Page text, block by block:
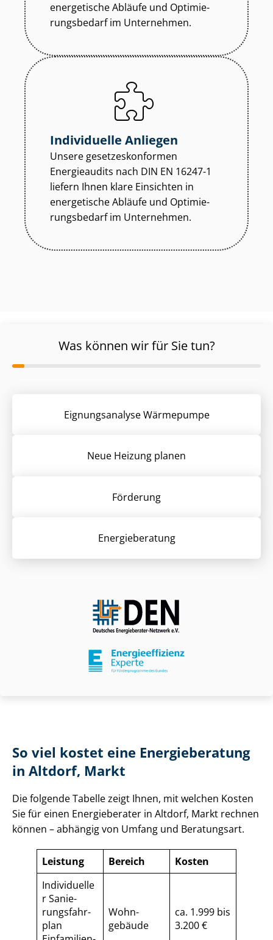
energetische Abläufe und Op­ti­mie­
rungs­be­darf im Unternehmen.
Individuelle Anliegen
Unsere ge­set­zes­kon­for­men
Energieaudits nach DIN EN 16247-1
liefern Ihnen klare Einsichten in
energetische Abläufe und Op­ti­mie­
rungs­be­darf im Unternehmen.
Was können wir für Sie tun?
Eignungsanalyse Wärmepumpe
Neue Heizung planen
Förderung
Energieberatung
So viel kostet eine Energieberatung
in Altdorf, Markt
Die folgende Tabelle zeigt Ihnen, mit welchen Kosten
Sie für einen Energieberater in Altdorf, Markt rechnen
können – abhängig von Umfang und Beratungsart.
Leistung Bereich
Kosten
Individuelle
r Sa­nie­
rungs­fahr­
plan
Wohn­
gebäude
ca. 1.999 bis
3.200 €